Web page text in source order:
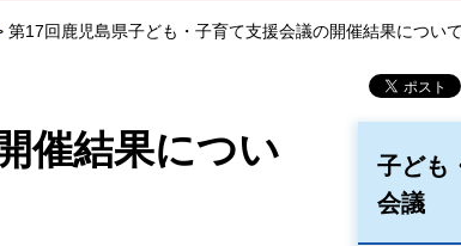
第17回鹿児島県子ども・子育て支援会議の開催結果について
催結果につい
子ども
会議